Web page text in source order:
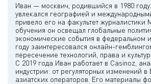
Иван — москвич, родившийся в 1980 году.
увлекался географией и
привело его на факультет журналистики
обучения он освещал глобальные
экономические события в федеральном
году заинтересовался онлайн-
пересечение технологий, права и
С 2019 года Иван работает в Casinoz,
индустрии: от регуляторных изменений в
азиатских операторов. Его материалы